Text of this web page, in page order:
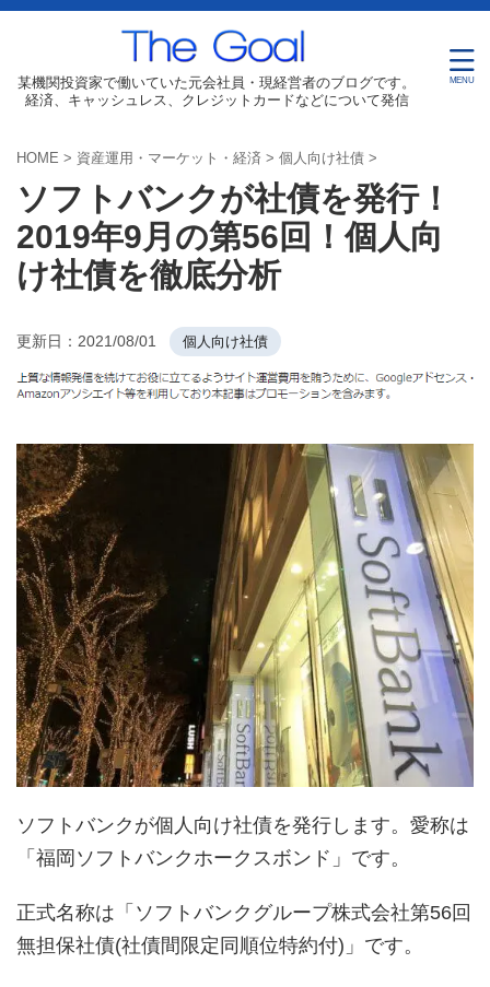
某機関投資家で働いていた元会社員・現経営者のブログです。
経済、キャッシュレス、クレジットカードなどについて発信
HOME > 資産運用・マーケット・経済 > 個人向け社債 >
ソフトバンクが社債を発行！
2019年9月の第56回！個人向
け社債を徹底分析
更新日： 2021/08/01 個人向け社債
ソフトバンクが個人向け社債を発行します。愛称は
「福岡ソフトバンクホークスボンド」です。
正式名称は「ソフトバンクグループ株式会社第56回
無担保社債(社債間限定同順位特約付)」です。